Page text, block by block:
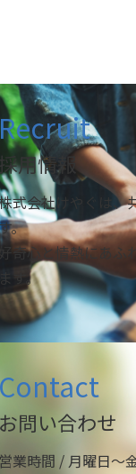
用情報
式会社けやぐは、
。
奇心と情熱にあふ
す。
問い合わせ
業時間 / 月曜日～